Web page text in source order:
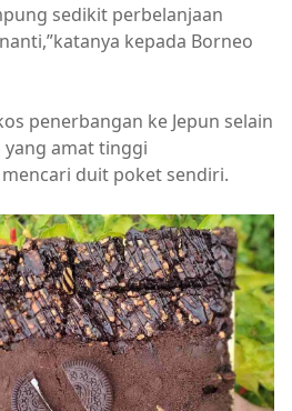
sedikit perbelanjaan
kepada Borneo
penerbangan ke Jepun selain
yang amat tinggi
duit poket sendiri.